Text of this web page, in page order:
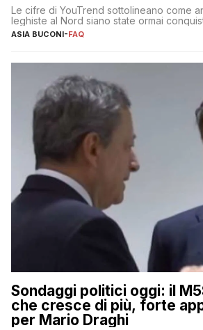
Le cifre di YouTrend sottolineano come
leghiste al Nord siano state ormai
ASIA BUCONI-FAQ
Sondaggi politici oggi: il
che cresce di più, forte
per Mario Draghi